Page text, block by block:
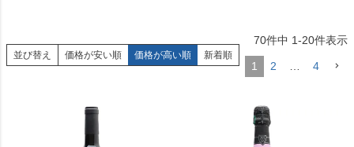
並び替え 価格が安い順 価格が高い順 新着順
70件中 1-20件表示
1 2 … 4